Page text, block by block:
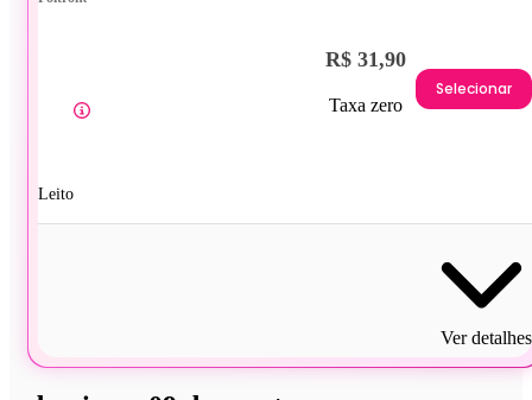
Leito
R$ 31,90
Taxa zero
Selecionar
Ver detalhes